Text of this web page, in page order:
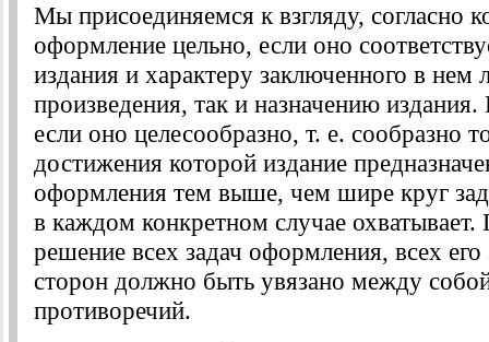
Мы присоединяемся к взгляду, согласно
оформление цельно, если оно
издания и характеру заключенного в нем
произведения, так и назначению
если оно целесообразно, т. е. сообразно
достижения которой издание
оформления тем выше, чем шире круг
в каждом конкретном случае
решение всех задач оформления, всех
сторон должно быть увязано между
противоречий.